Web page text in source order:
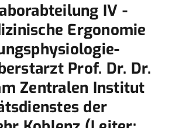
IV -
Ergonomie
Prof. Dr. Dr.
Zentralen Institut
der